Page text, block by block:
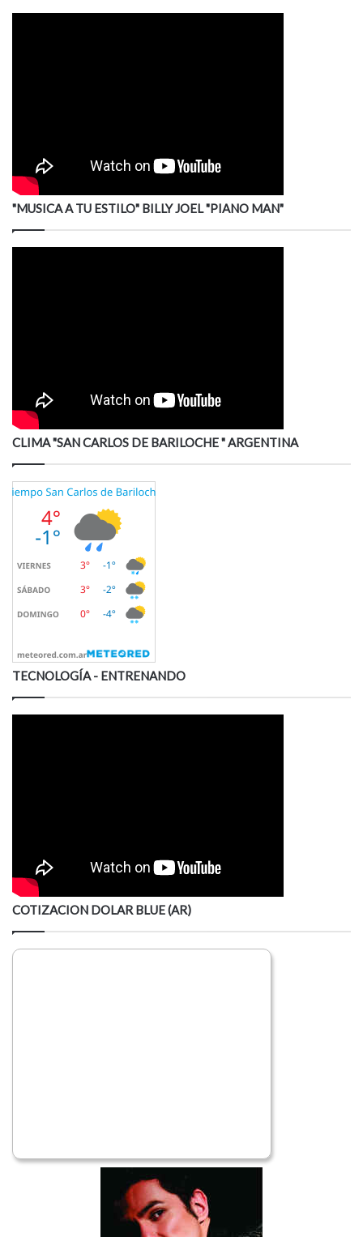
"MUSICA A TU ESTILO" BILLY JOEL "PIANO MAN"
CLIMA "SAN CARLOS DE BARILOCHE " ARGENTINA
TECNOLOGÍA - ENTRENANDO
COTIZACION DOLAR BLUE (AR)